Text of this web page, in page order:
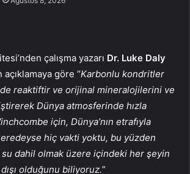
çalışma yazarı Dr. Luke Daly
açıklamaya göre “Karbonlu kondritler
reaktiftir ve orijinal mineralojilerini ve
Dünya atmosferinde hızla
için, Dünya’nın etrafıyla
hiç vakti yoktu, bu yüzden
dahil olmak üzere içindeki her şeyin
olduğunu biliyoruz.”